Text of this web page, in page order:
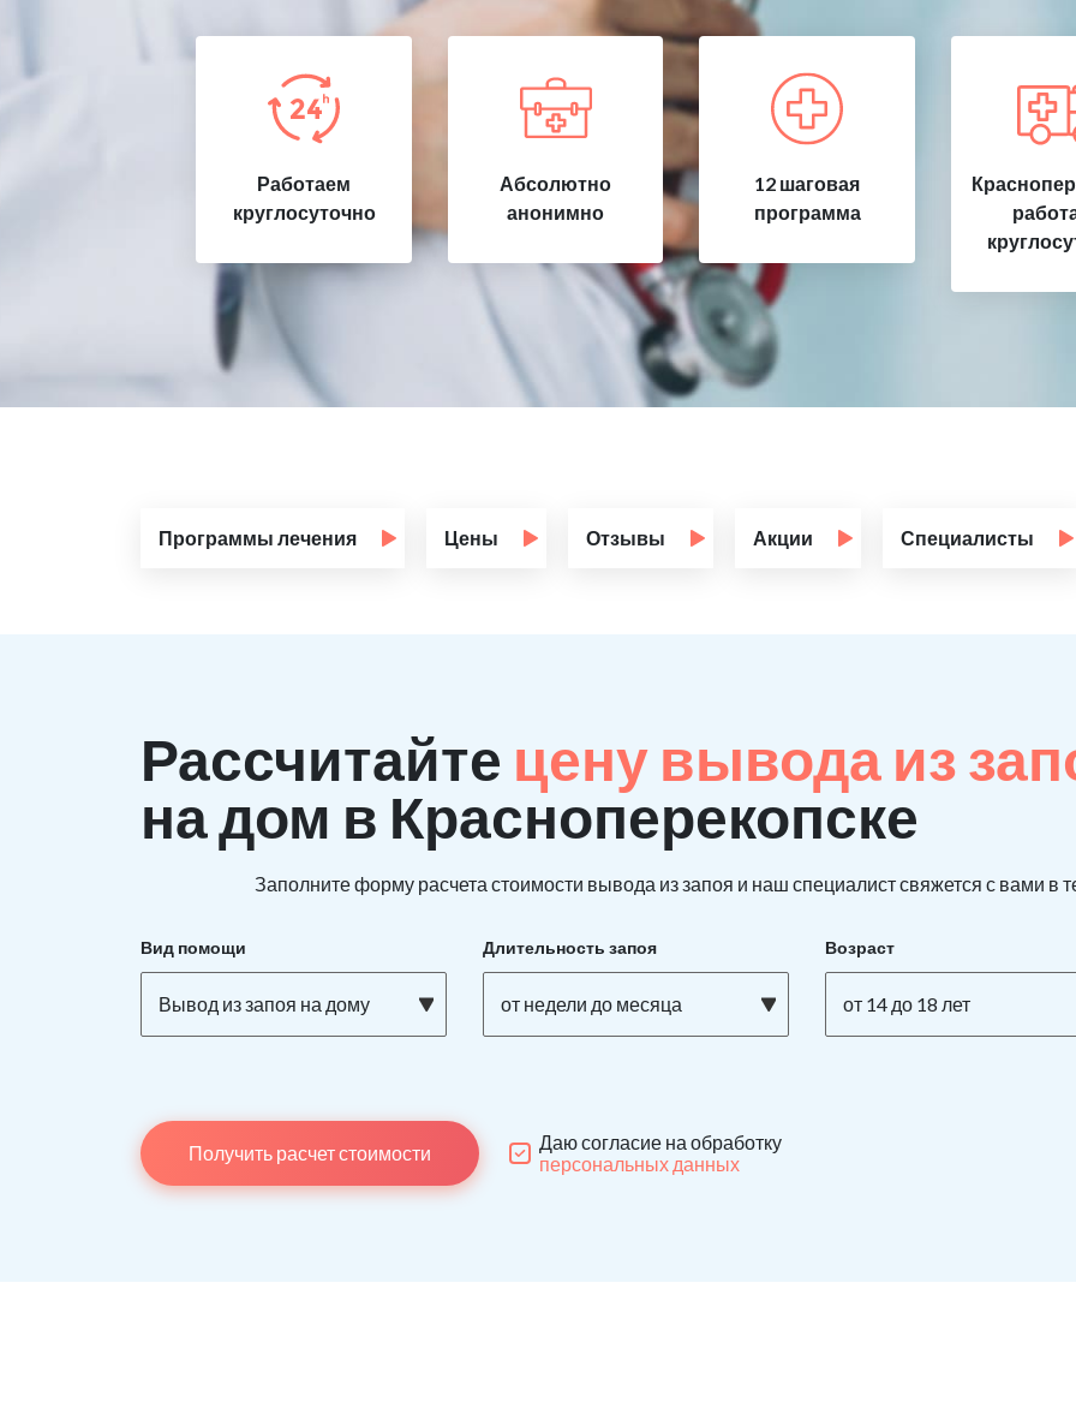
Работаем
круглосуточно
Абсолютно
анонимно
12 шаговая
программа
Программы лечения Цены Отзывы Акции Специалисты
Рассчитайте цену вывода из
на дом в Красноперекопске
Заполните форму расчета стоимости вывода из запоя и наш специалист свяжется с вами в
Вид помощи
Вывод из запоя на дому
Длительность запоя
от недели до месяца
Возраст
от 14 до 18 лет
Получить расчет стоимости
Даю согласие на обработку
персональных данных